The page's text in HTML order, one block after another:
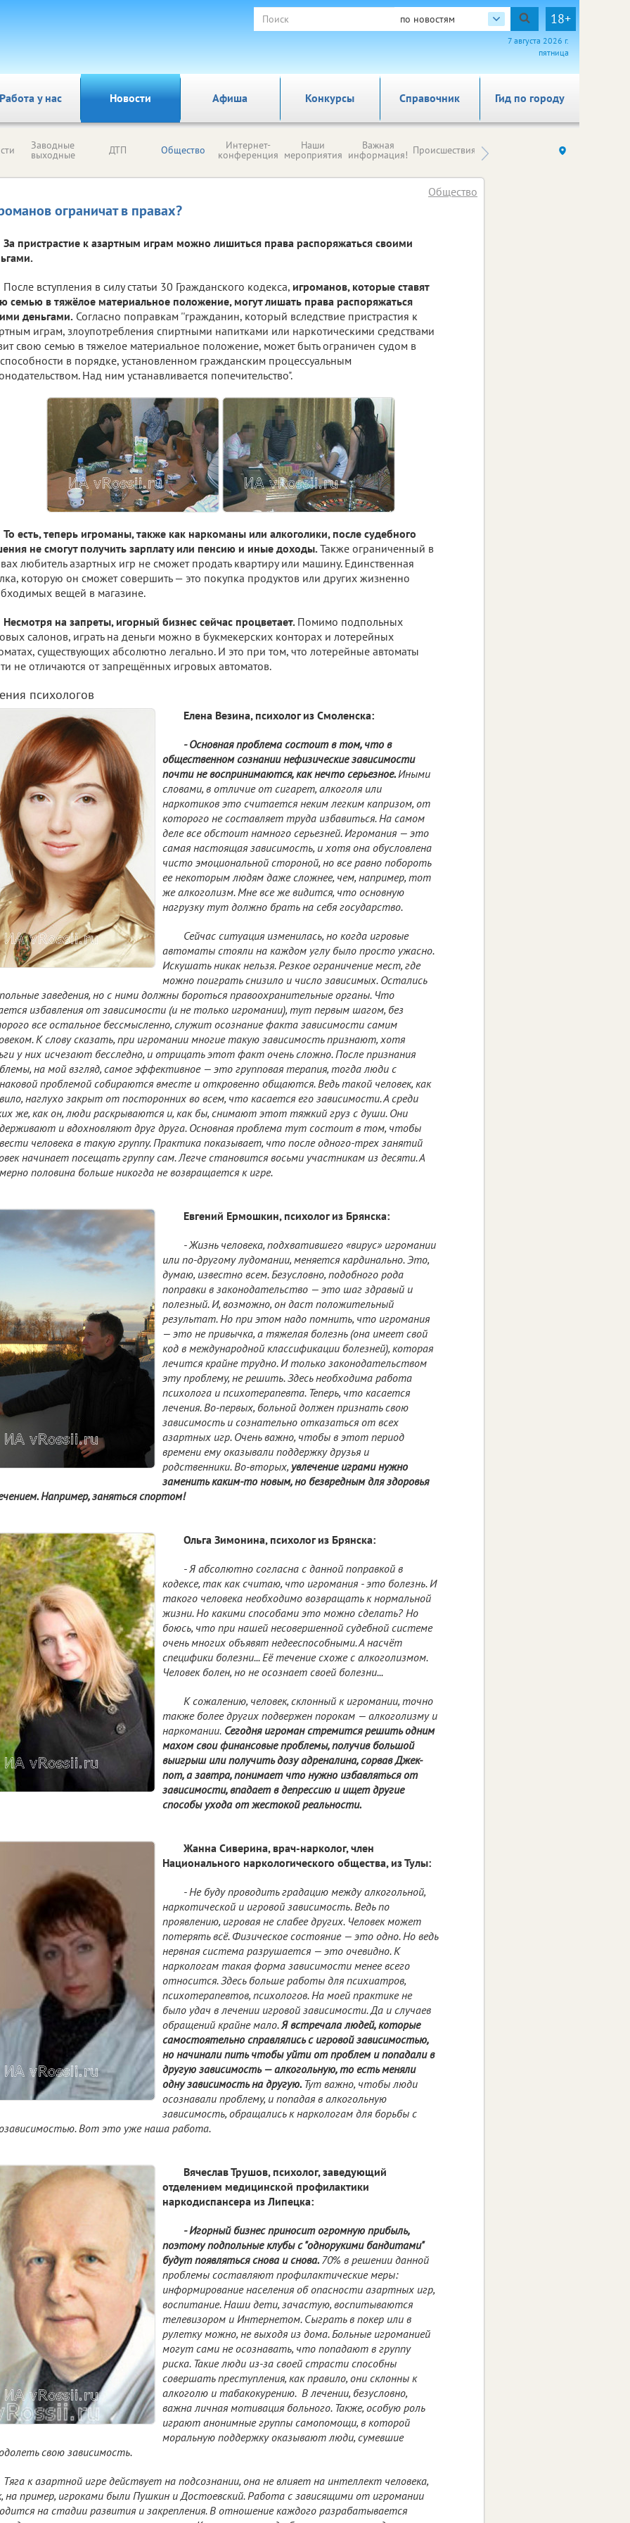
по новостям 18+
7 августа 2026 г.
пятница
у нас Новости Афиша Справочник Гид по городу
Конкурсы
Заводные
выходные ДТП Общество Интернет-
конференция
Наши
мероприятия
Важная
информация! Происшествия Здоровье компаний (на
ограничат в правах?
Общество
За пристрастие к азартным играм можно лишиться права распоряжаться своими
После вступления в силу статьи 30 Гражданского кодекса, игроманов, которые ставят
семью в тяжёлое материальное положение, могут лишать права распоряжаться
деньгами. Согласно поправкам ''гражданин, который вследствие пристрастия к
играм, злоупотребления спиртными напитками или наркотическими средствами
свою семью в тяжелое материальное положение, может быть ограничен судом в
в порядке, установленном гражданским процессуальным
Над ним устанавливается попечительство".
То есть, теперь игроманы, также как наркоманы или алкоголики, после судебного
не смогут получить зарплату или пенсию и иные доходы. Также ограниченный в
любитель азартных игр не сможет продать квартиру или машину. Единственная
которую он сможет совершить — это покупка продуктов или других жизненно
вещей в магазине.
Несмотря на запреты, игорный бизнес сейчас процветает. Помимо подпольных
салонов, играть на деньги можно в букмекерских конторах и лотерейных
существующих абсолютно легально. И это при том, что лотерейные автоматы
не отличаются от запрещённых игровых автоматов.
психологов
Елена Везина, психолог из Смоленска:
- Основная проблема состоит в том, что в
общественном сознании нефизические зависимости
почти не воспринимаются, как нечто серьезное.Иными
словами, в отличие от сигарет, алкоголя или
наркотиков это считается неким легким капризом, от
которого не составляет труда избавиться. На самом
деле все обстоит намного серьезней. Игромания — это
самая настоящая зависимость, и хотя она обусловлена
чисто эмоциональной стороной, но все равно побороть
ее некоторым людям даже сложнее, чем, например, тот
же алкоголизм. Мне все же видится, что основную
нагрузку тут должно брать на себя государство.
Сейчас ситуация изменилась, но когда игровые
автоматы стояли на каждом углу было просто ужасно.
Искушать никак нельзя. Резкое ограничение мест, где
можно поиграть снизило и число зависимых. Остались
заведения, но с ними должны бороться правоохранительные органы. Что
избавления от зависимости (и не только игромании), тут первым шагом, без
все остальное бессмысленно, служит осознание факта зависимости самим
К слову сказать, при игромании многие такую зависимость признают, хотя
у них исчезают бесследно, и отрицать этот факт очень сложно. После признания
на мой взгляд, самое эффективное — это групповая терапия, тогда люди с
проблемой собираются вместе и откровенно общаются. Ведь такой человек, как
наглухо закрыт от посторонних во всем, что касается его зависимости. А среди
же, как он, люди раскрываются и, как бы, снимают этот тяжкий груз с души. Они
и вдохновляют друг друга. Основная проблема тут состоит в том, чтобы
человека в такую группу. Практика показывает, что после одного-трех занятий
начинает посещать группу сам. Легче становится восьми участникам из десяти. А
половина больше никогда не возвращается к игре.
Евгений Ермошкин, психолог из Брянска:
- Жизнь человека, подхватившего «вирус» игромании
или по-другому лудомании, меняется кардинально. Это,
думаю, известно всем. Безусловно, подобного рода
поправки в законодательство — это шаг здравый и
полезный. И, возможно, он даст положительный
результат. Но при этом надо помнить, что игромания
— это не привычка, а тяжелая болезнь (она имеет свой
код в международной классификации болезней), которая
лечится крайне трудно. И только законодательством
эту проблему, не решить. Здесь необходима работа
психолога и психотерапевта. Теперь, что касается
лечения. Во-первых, больной должен признать свою
зависимость и сознательно отказаться от всех
азартных игр. Очень важно, чтобы в этот период
времени ему оказывали поддержку друзья и
родственники. Во-вторых, увлечение играми нужно
заменить каким-то новым, но безвредным для здоровья
Например, заняться спортом!
Ольга Зимонина, психолог из Брянска:
- Я абсолютно согласна с данной поправкой в
кодексе, так как считаю, что игромания - это болезнь. И
такого человека необходимо возвращать к нормальной
жизни. Но какими способами это можно сделать? Но
боюсь, что при нашей несовершенной судебной системе
очень многих объявят недееспособными. А насчёт
специфики болезни... Её течение схоже с алкоголизмом.
Человек болен, но не осознает своей болезни...
К сожалению, человек, склонный к игромании, точно
также более других подвержен порокам — алкоголизму и
наркомании. Сегодня игроман стремится решить одним
махом свои финансовые проблемы, получив большой
выигрыш или получить дозу адреналина, сорвав Джек-
пот, а завтра, понимает что нужно избавляться от
зависимости, впадает в депрессию и ищет другие
способы ухода от жестокой реальности.
Жанна Сиверина, врач-нарколог, член
Национального наркологического общества, из Тулы:
- Не буду проводить градацию между алкогольной,
наркотической и игровой зависимость. Ведь по
проявлению, игровая не слабее других. Человек может
потерять всё. Физическое состояние — это одно. Но ведь
нервная система разрушается — это очевидно. К
наркологам такая форма зависимости менее всего
относится. Здесь больше работы для психиатров,
психотерапевтов, психологов. На моей практике не
было удач в лечении игровой зависимости. Да и случаев
обращений крайне мало.Я встречала людей, которые
самостоятельно справлялись с игровой зависимостью,
но начинали пить чтобы уйти от проблем и попадали в
другую зависимость — алкогольную, то есть меняли
одну зависимость на другую. Тут важно, чтобы люди
осознавали проблему, и попадая в алкогольную
зависимость, обращались к наркологам для борьбы с
Вот это уже наша работа.
Вячеслав Трушов, психолог, заведующий
отделением медицинской профилактики
наркодиспансера из Липецка:
- Игорный бизнес приносит огромную прибыль,
поэтому подпольные клубы с "однорукими бандитами"
будут появляться снова и снова. 70% в решении данной
проблемы составляют профилактические меры:
информирование населения об опасности азартных игр,
воспитание. Наши дети, зачастую, воспитываются
телевизором и Интернетом. Сыграть в покер или в
рулетку можно, не выходя из дома. Больные игроманией
могут сами не осознавать, что попадают в группу
риска. Такие люди из-за своей страсти способны
совершать преступления, как правило, они склонны к
алкоголю и табакокурению. В лечении, безусловно,
важна личная мотивация больного. Также, особую роль
играют анонимные группы самопомощи, в которой
моральную поддержку оказывают люди, сумевшие
свою зависимость.
Тяга к азартной игре действует на подсознании, она не влияет на интеллект человека,
на пример, игроками были Пушкин и Достоевский. Работа с зависящими от игромании
на стадии развития и закрепления. В отношение каждого разрабатывается